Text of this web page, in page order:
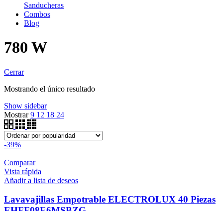
Sanducheras
Combos
Blog
780 W
Cerrar
Mostrando el único resultado
Show sidebar
Mostrar9 12 18 24
-39%
Comparar
Vista rápida
Añadir a lista de deseos
Lavavajillas Empotrable ELECTROLUX 40 Piezas